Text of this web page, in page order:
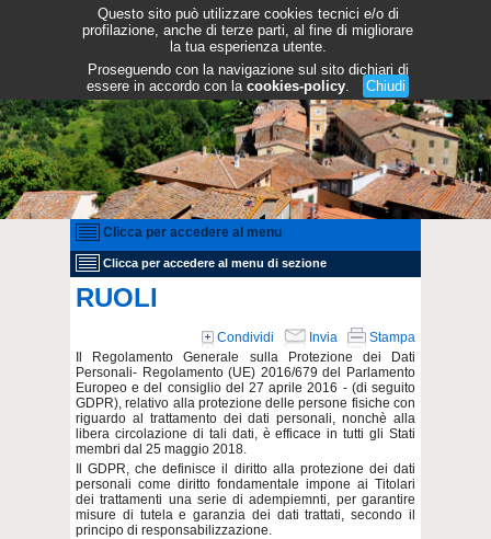
Questo sito può utilizzare cookies tecnici e/o di
profilazione, anche di terze parti, al fine di migliorare
la tua esperienza utente.
Proseguendo con la navigazione sul sito dichiari di
essere in accordo con la cookies-policy. Chiudi
Clicca per accedere al menu
Clicca per accedere al menu di sezione
RUOLI
Condividi Invia
Stampa
Il Regolamento Generale sulla Protezione dei Dati
Personali- Regolamento (UE) 2016/679 del Parlamento
Europeo e del consiglio del 27 aprile 2016 - (di seguito
GDPR), relativo alla protezione delle persone fisiche con
riguardo al trattamento dei dati personali, nonchè alla
libera circolazione di tali dati, è efficace in tutti gli Stati
membri dal 25 maggio 2018.
Il GDPR, che definisce il diritto alla protezione dei dati
personali come diritto fondamentale impone ai Titolari
dei trattamenti una serie di adempiemnti, per garantire
misure di tutela e garanzia dei dati trattati, secondo il
principo di responsabilizzazione.